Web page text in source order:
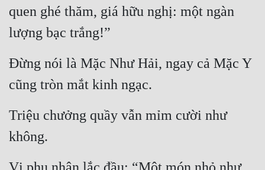
quen ghé thăm, giá hữu nghị: một ngàn
lượng bạc trắng!”
Đừng nói là Mặc Như Hải, ngay cả Mặc Y
cũng tròn mắt kinh ngạc.
Triệu chưởng quầy vẫn mỉm cười như
không.